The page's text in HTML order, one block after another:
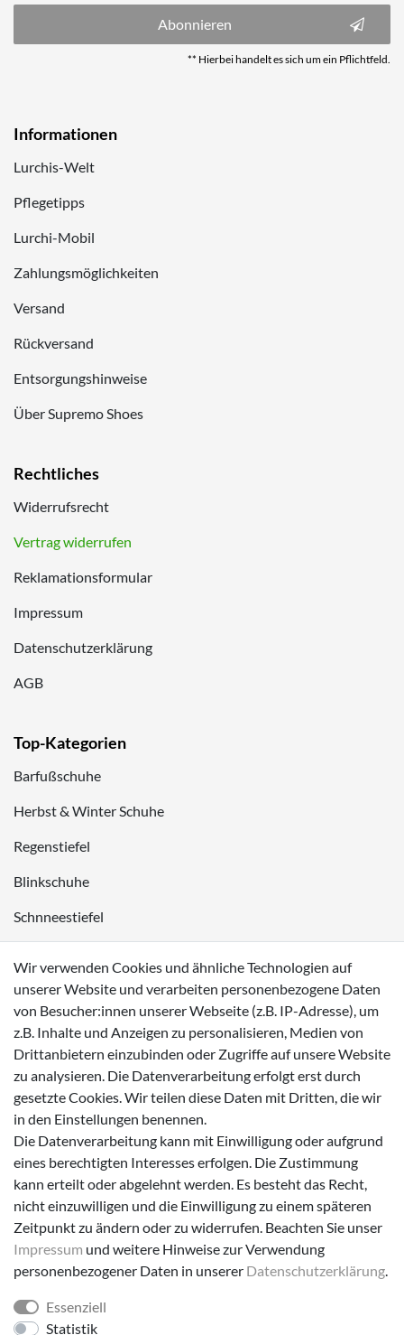
Abonnieren
** Hierbei handelt es sich um ein Pflichtfeld.
Informationen
Lurchis-Welt
Pflegetipps
Lurchi-Mobil
Zahlungsmöglichkeiten
Versand
Rückversand
Entsorgungshinweise
Über Supremo Shoes
Rechtliches
Widerrufsrecht
Vertrag widerrufen
Reklamationsformular
Impressum
Datenschutzerklärung
AGB
Top-Kategorien
Barfußschuhe
Herbst & Winter Schuhe
Regenstiefel
Blinkschuhe
Schnneestiefel
Sneaker
Zahlungsmöglichkeiten
Versanddienstleister
Folge uns!
Wir verwenden Cookies und ähnliche Technologien auf
unserer Website und verarbeiten personenbezogene Daten
von Besucher:innen unserer Webseite (z.B. IP-Adresse), um
z.B. Inhalte und Anzeigen zu personalisieren, Medien von
Drittanbietern einzubinden oder Zugriffe auf unsere Website
zu analysieren. Die Datenverarbeitung erfolgt erst durch
gesetzte Cookies. Wir teilen diese Daten mit Dritten, die wir
in den Einstellungen benennen.
Die Datenverarbeitung kann mit Einwilligung oder aufgrund
eines berechtigten Interesses erfolgen. Die Zustimmung
kann erteilt oder abgelehnt werden. Es besteht das Recht,
nicht einzuwilligen und die Einwilligung zu einem späteren
Zeitpunkt zu ändern oder zu widerrufen. Beachten Sie unser
Impressum und weitere Hinweise zur Verwendung
personenbezogener Daten in unserer Daten­schutz­erklärung.
Essenziell
Statistik